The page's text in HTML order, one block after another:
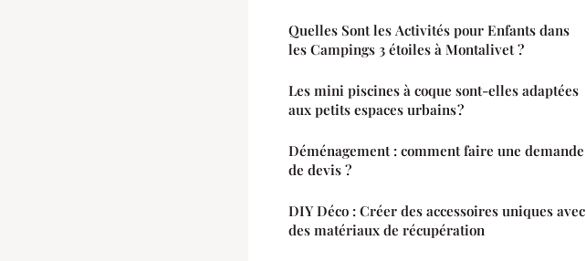
Quelles Sont les Activités pour Enfants dans
les Campings 3 étoiles à Montalivet ?
Les mini piscines à coque sont-elles adaptées
aux petits espaces urbains ?
Déménagement : comment faire une demande
de devis ?
DIY Déco : Créer des accessoires uniques avec
des matériaux de récupération